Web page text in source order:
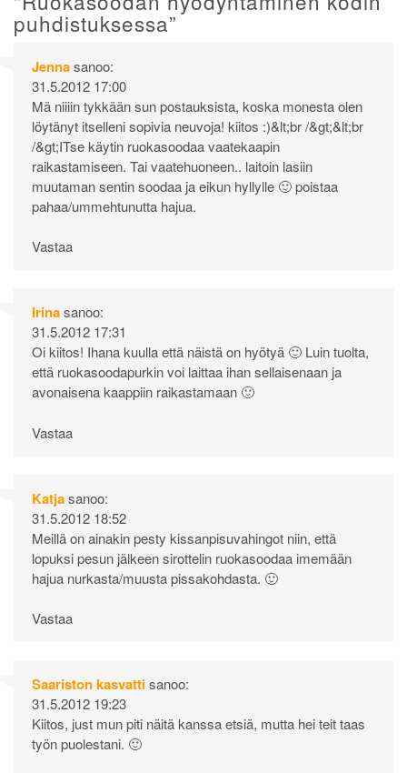
puhdistuksessa”
Jennasanoo:
31.5.2012 17:00
Mä niiiin tykkään sun postauksista, koska monesta olen
löytänyt itselleni sopivia neuvoja! kiitos :)&lt;br /&gt;&lt;br
/&gt;ITse käytin ruokasoodaa vaatekaapin
raikastamiseen. Tai vaatehuoneen.. laitoin lasiin
muutaman sentin soodaa ja eikun hyllylle 🙂 poistaa
pahaa/ummehtunutta hajua.
Vastaa
Irinasanoo:
31.5.2012 17:31
Oi kiitos! Ihana kuulla että näistä on hyötyä 🙂 Luin tuolta,
että ruokasoodapurkin voi laittaa ihan sellaisenaan ja
avonaisena kaappiin raikastamaan 🙂
Vastaa
Katjasanoo:
31.5.2012 18:52
Meillä on ainakin pesty kissanpisuvahingot niin, että
lopuksi pesun jälkeen sirottelin ruokasoodaa imemään
hajua nurkasta/muusta pissakohdasta. 🙂
Vastaa
Saariston kasvattisanoo:
31.5.2012 19:23
Kiitos, just mun piti näitä kanssa etsiä, mutta hei teit taas
työn puolestani. 🙂